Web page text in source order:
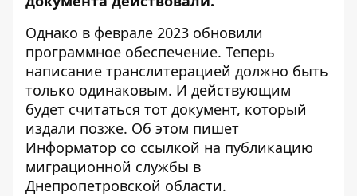
Однако в феврале 2023 обновили
программное обеспечение. Теперь
написание транслитерацией должно быть
только одинаковым. И действующим
будет считаться тот документ, который
издали позже. Об этом пишет
Информатор со ссылкой на публикацию
миграционной службы в
Днепропетровской области.